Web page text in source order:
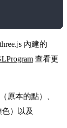
內建的
查看更
（原本的點）、
色）以及